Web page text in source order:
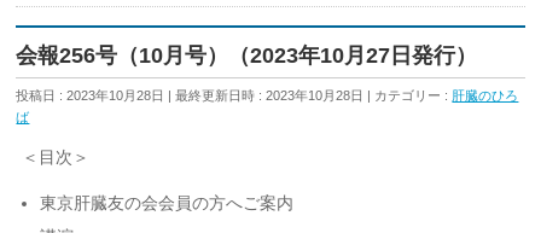
会報256号（10月号）（2023年10月27日発行）
投稿日 : 2023年10月28日 最終更新日時 : 2023年10月28日 カテゴリー : 肝臓のひろ
ば
＜目次＞
東京肝臓友の会会員の方へご案内